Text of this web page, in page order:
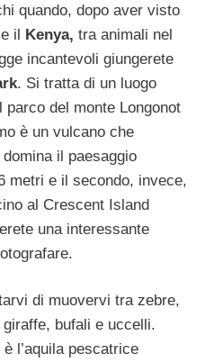
quando, dopo aver visto
il Kenya, tra animali nel
incantevoli giungerete
. Si tratta di un luogo
del monte Longonot
è un vulcano che
il paesaggio
metri e il secondo, invece,
al Crescent Island
una interessante
di muovervi tra zebre,
giraffe, bufali e uccelli.
l’aquila pescatrice